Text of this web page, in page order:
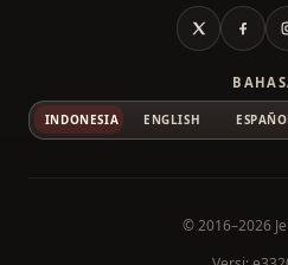
X
INDONESIA ENGLISH
© 2016–2026